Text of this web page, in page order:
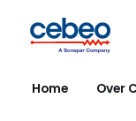
naar
navigatie
naar
inhoud
Home Over